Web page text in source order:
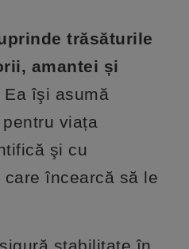
trăsăturile
amantei și
Ea îşi asumă
viața
şi cu
încearcă să le
stabilitate în